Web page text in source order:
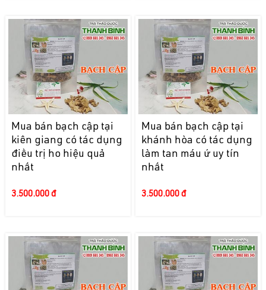
Mua bán bạch cập tại
kiên giang có tác dụng
điều trị ho hiệu quả
nhất
3.500.000 đ
Mua bán bạch cập tại
khánh hòa có tác dụng
làm tan máu ứ uy tín
nhất
3.500.000 đ